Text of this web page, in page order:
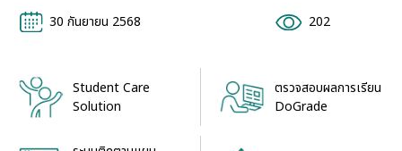
30 กันยายน 2568 202
Student Care
Solution
ตรวจสอบผลการเรียน
DoGrade